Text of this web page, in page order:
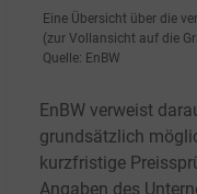
Eine Übersicht über die
(zur Vollansicht auf die
Quelle: EnBW
EnBW verweist
grundsätzlich
kurzfristige
Angaben des